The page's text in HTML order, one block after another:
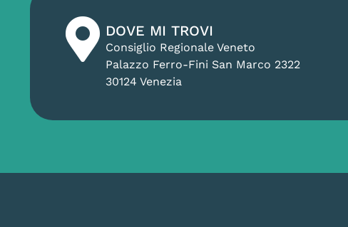
DOVE MI TROVI
Consiglio Regionale Veneto
Palazzo Ferro-Fini San Marco 2322
30124 Venezia